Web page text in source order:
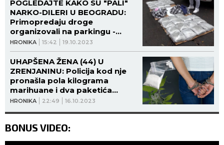
HRONIKA 15:42 19.10.2023
POGLEDAJTE KAKO SU "PALI"
NARKO-DILERI U BEOGRADU:
Primopredaju droge
organizovali na parkingu -
policija ih opkolila i pohapsila
(VIDEO)
HRONIKA 22:49 16.10.2023
UHAPŠENA ŽENA (44) U
ZRENJANINU: Policija kod nje
pronašla pola kilograma
marihuane i dva paketića
amfetamina!
BONUS VIDEO: